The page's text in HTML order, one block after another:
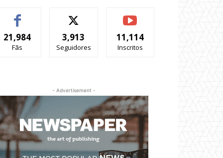
21,984
Fãs
3,913
Seguidores
11,114
Inscritos
- Advertisement -